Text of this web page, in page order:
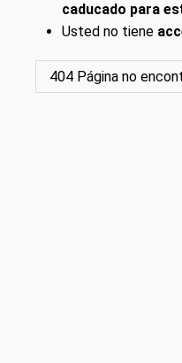
caducado para
Usted no tiene
404 Página no